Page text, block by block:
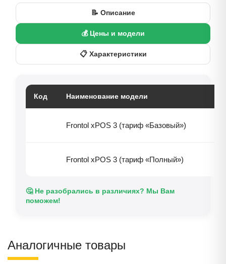
📝 Описание
💰 Цены и модели
📋 Характеристики
Код Наименование модели
Frontol xPOS 3 (тариф «Базовый»)
Frontol xPOS 3 (тариф «Полный»)
🤔 Не разобрались в различиях? Мы Вам
поможем!
Аналогичные товары